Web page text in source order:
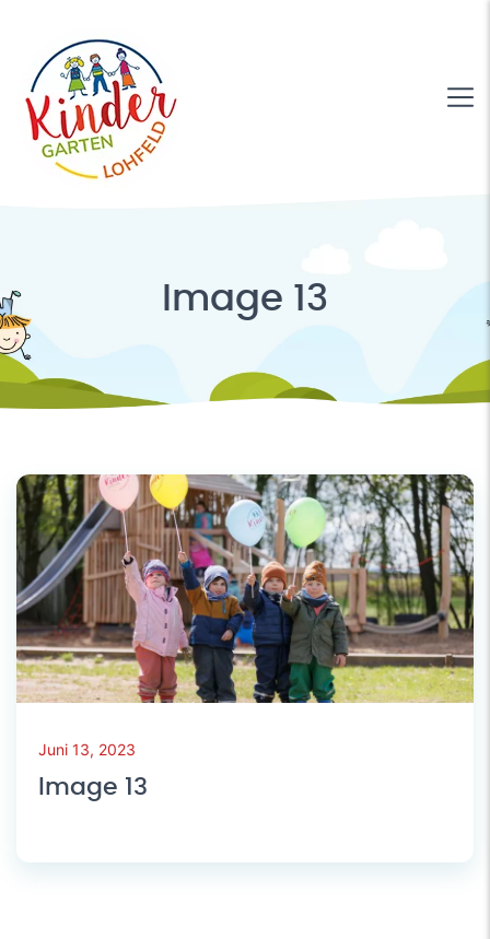
Image 13
Juni 13, 2023
Image 13